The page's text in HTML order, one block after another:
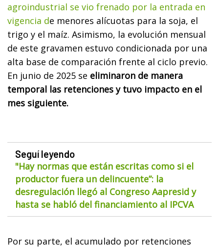
agroindustrial se vio frenado por la entrada en
vigencia de menores alícuotas para la soja, el
trigo y el maíz. Asimismo, la evolución mensual
de este gravamen estuvo condicionada por una
alta base de comparación frente al ciclo previo.
En junio de 2025 se eliminaron de manera
temporal las retenciones y tuvo impacto en el
mes siguiente.
Seguí leyendo
"Hay normas que están escritas como si el
productor fuera un delincuente”: la
desregulación llegó al Congreso Aapresid y
hasta se habló del financiamiento al IPCVA
Por su parte, el acumulado por retenciones